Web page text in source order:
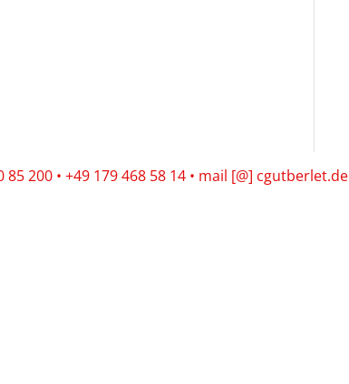
200 • +49 179 468 58 14 • mail [@] cgutberlet.de